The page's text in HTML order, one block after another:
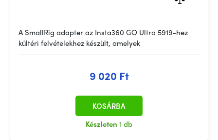
A SmallRig adapter az Insta360 GO Ultra 5919-hez
kültéri felvételekhez készült, amelyek
9 020 Ft
Készleten 1 db
KOSÁRBA